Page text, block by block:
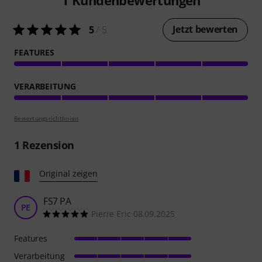
5/ 5 Jetzt bewerten
FEATURES
VERARBEITUNG
Bewertungsrichtlinien
1 Rezension
Original zeigen
PE FS7 PA
Pierre Eric 08.09.2025
Features
Verarbeitung